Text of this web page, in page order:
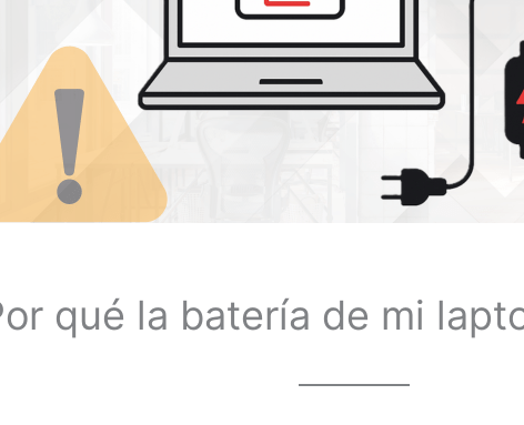
qué la batería de mi